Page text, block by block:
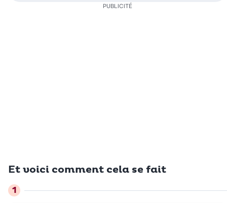
Et voici comment cela se fait
PUBLICITÉ